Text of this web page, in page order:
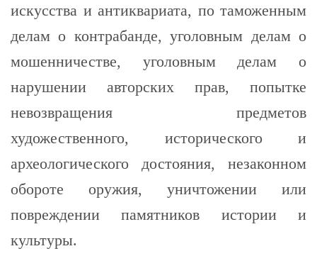
искусства и антиквариата, по таможенным
делам о контрабанде, уголовным делам о
мошенничестве, уголовным делам о
нарушении авторских прав, попытке
невозвращения предметов
художественного, исторического и
археологического достояния, незаконном
обороте оружия, уничтожении или
повреждении памятников истории и
культуры.